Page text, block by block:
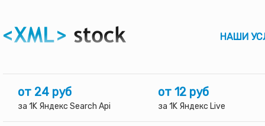
НАШИ
от 24 руб
за 1K Яндекс Search Api
от 12 руб
за 1K Яндекс Live